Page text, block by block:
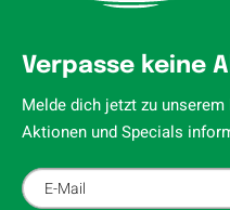
Verpasse keine
Melde dich jetzt zu
Aktionen und Specials